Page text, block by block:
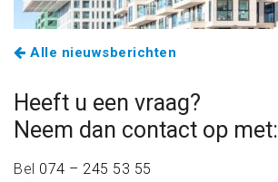
Alle nieuwsberichten
Heeft u een vraag?
Neem dan contact op met:
Bel 074 – 245 53 55